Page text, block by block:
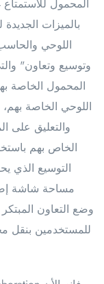
بالميزات
اللوحي
وتوسيع وتعاون"
اللوحي الخاصة
والتعليق على
الخاص بهم
التوسيع الذي
مساحة شاشة
وضع التعاون
للمستخدمين بنقل